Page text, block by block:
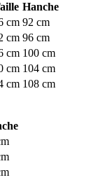
Hanche
cm 92 cm
cm 96 cm
cm 100 cm
cm 104 cm
cm 108 cm